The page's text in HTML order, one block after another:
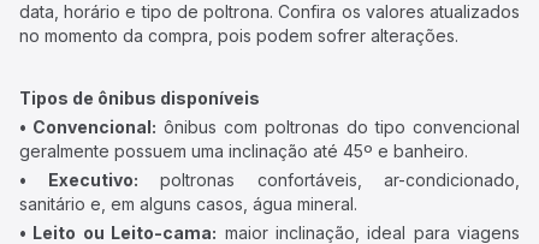
data, horário e tipo de poltrona. Confira os valores atualizados
no momento da compra, pois podem sofrer alterações.
Tipos de ônibus disponíveis
• Convencional: ônibus com poltronas do tipo convencional
geralmente possuem uma inclinação até 45º e banheiro.
• Executivo: poltronas confortáveis, ar-condicionado,
sanitário e, em alguns casos, água mineral.
• Leito ou Leito-cama: maior inclinação, ideal para viagens